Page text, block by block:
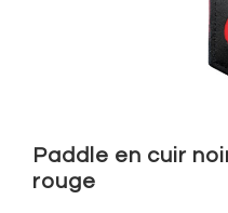
the
beginning
Paddle en cuir
rouge